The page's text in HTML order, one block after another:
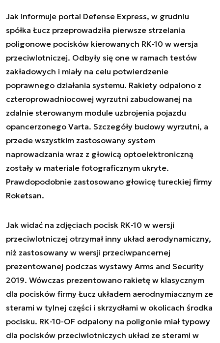
Jak informuje portal Defense Express, w grudniu
spółka Łucz przeprowadziła pierwsze strzelania
poligonowe pocisków kierowanych RK-10 w wersja
przeciwlotniczej. Odbyły się one w ramach testów
zakładowych i miały na celu potwierdzenie
poprawnego działania systemu. Rakiety odpalono z
czteroprowadniocowej wyrzutni zabudowanej na
zdalnie sterowanym module uzbrojenia pojazdu
opancerzonego Varta. Szczegóły budowy wyrzutni, a
przede wszystkim zastosowany system
naprowadzania wraz z głowicą optoelektroniczną
zostały w materiale fotograficznym ukryte.
Prawdopodobnie zastosowano głowicę tureckiej firmy
Roketsan.
Jak widać na zdjęciach pocisk RK-10 w wersji
przeciwlotniczej otrzymał inny układ aerodynamiczny,
niż zastosowany w wersji przeciwpancernej
prezentowanej podczas wystawy Arms and Security
2019. Wówczas prezentowano rakietę w klasycznym
dla pocisków firmy Łucz układem aerodnymiacznym ze
sterami w tylnej części i skrzydłami w okolicach środka
pocisku. RK-10-OF odpalony na poligonie miał typowy
dla pocisków przeciwlotniczych układ ze sterami w